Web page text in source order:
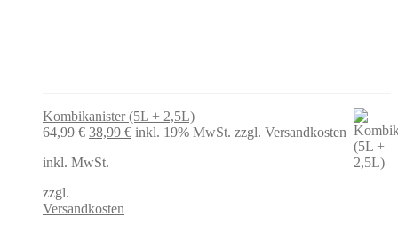
Kombikanister (5L + 2,5L)
64,99€ Ursprünglicher
war:
38,99 €Aktueller
inkl. 19% MwSt. zzgl. Versandkosten
inkl. MwSt.
zzgl.
Versandkosten